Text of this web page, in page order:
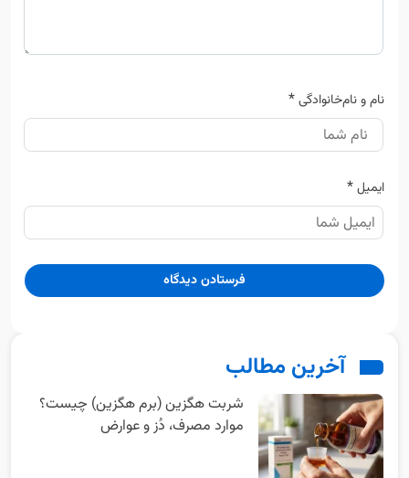
نام و نام‌خانوادگی*
ایمیل*
آخرین مطالب
شربت هگزین (برم هگزین) چیست؟
موارد مصرف، دُز و عوارض